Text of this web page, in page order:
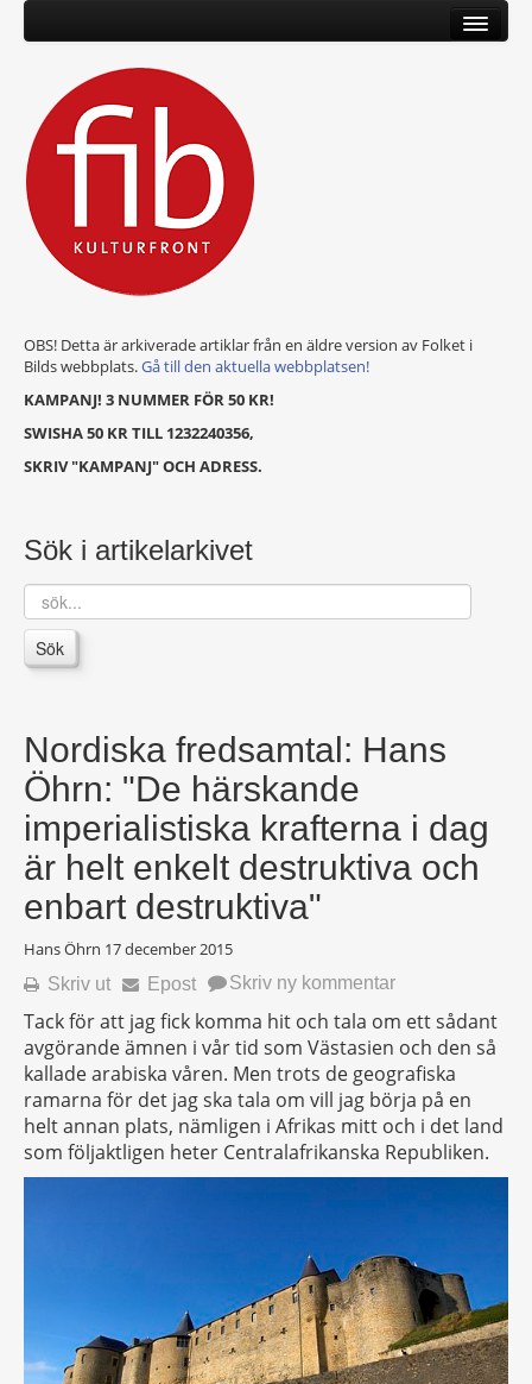
OBS! Detta är arkiverade artiklar från en äldre version av Folket i
Bilds webbplats.Gå till den aktuella webbplatsen!
KAMPANJ! 3 NUMMER FÖR 50 KR!
SWISHA 50 KR TILL 1232240356,
SKRIV "KAMPANJ" OCH ADRESS.
Sök i artikelarkivet
sök...
Sök
Nordiska fredsamtal: Hans
Öhrn: "De härskande
imperialistiska krafterna i dag
är helt enkelt destruktiva och
enbart destruktiva"
Hans Öhrn 17 december 2015
Skriv ut Epost Skriv ny kommentar
Tack för att jag fick komma hit och tala om ett sådant
avgörande ämnen i vår tid som Västasien och den så
kallade arabiska våren. Men trots de geografiska
ramarna för det jag ska tala om vill jag börja på en
helt annan plats, nämligen i Afrikas mitt och i det land
som följaktligen heter Centralafrikanska Republiken.